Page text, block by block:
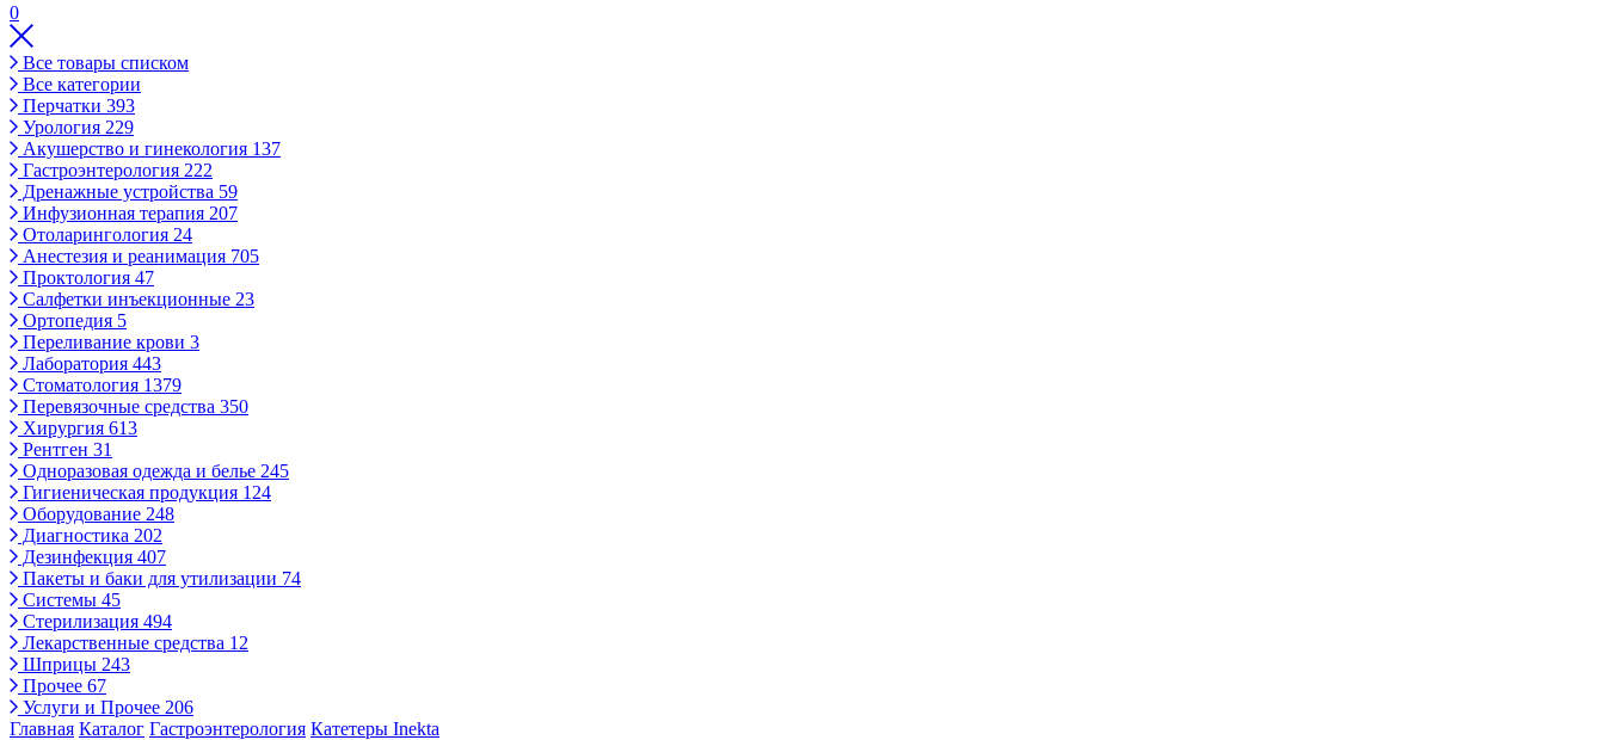
0
Все товары списком
Все категории
Перчатки 393
Урология 229
Акушерство и гинекология 137
Гастроэнтерология 222
Дренажные устройства 59
Инфузионная терапия 207
Отоларингология 24
Анестезия и реанимация 705
Проктология 47
Салфетки инъекционные 23
Ортопедия 5
Переливание крови 3
Лаборатория 443
Стоматология 1379
Перевязочные средства 350
Хирургия 613
Рентген 31
Одноразовая одежда и белье 245
Гигиеническая продукция 124
Оборудование 248
Диагностика 202
Дезинфекция 407
Пакеты и баки для утилизации 74
Системы 45
Стерилизация 494
Лекарственные средства 12
Шприцы 243
Прочее 67
Услуги и Прочее 206
Главная Каталог Гастроэнтерология Катетеры Inekta